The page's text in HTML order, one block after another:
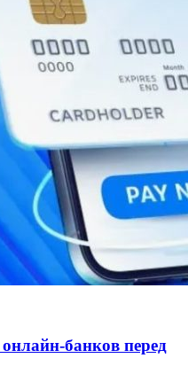
банков перед